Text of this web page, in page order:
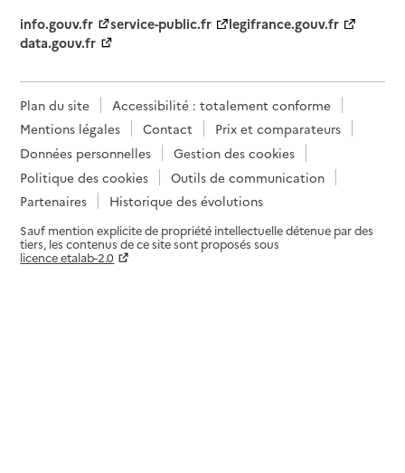
info.gouv.fr
service-public.fr
legifrance.gouv.fr
data.gouv.fr
Plan du site
Accessibilité : totalement conforme
Mentions légales
Contact
Prix et comparateurs
Données personnelles
Gestion des cookies
Politique des cookies
Outils de communication
Partenaires
Historique des évolutions
Sauf mention explicite de propriété intellectuelle détenue par des
tiers, les contenus de ce site sont proposés sous
licence etalab-2.0